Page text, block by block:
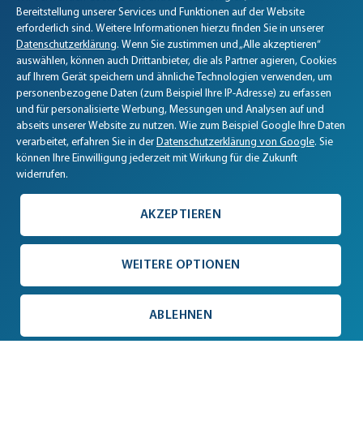
Bereitstellung unserer Services und Funktionen auf der Website
erforderlich sind. Weitere Informationen hierzu finden Sie in unserer
Datenschutzerklärung. Wenn Sie zustimmen und „Alle akzeptieren“
auswählen, können auch Drittanbieter, die als Partner agieren, Cookies
auf Ihrem Gerät speichern und ähnliche Technologien verwenden, um
personenbezogene Daten (zum Beispiel Ihre IP-Adresse) zu erfassen
und für personalisierte Werbung, Messungen und Analysen auf und
abseits unserer Website zu nutzen. Wie zum Beispiel Google Ihre Daten
verarbeitet, erfahren Sie in der Datenschutzerklärung von Google. Sie
können Ihre Einwilligung jederzeit mit Wirkung für die Zukunft
widerrufen.
ABLEHNEN
WEITERE OPTIONEN
AKZEPTIEREN